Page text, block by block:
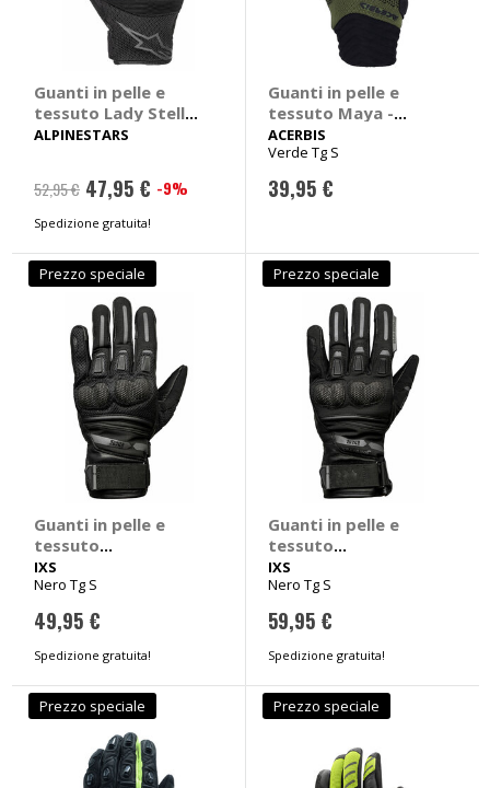
Guanti in pelle e
tessuto Lady Stella
Copper
ALPINESTARS
52,95 € 47,95 € -9%
Spedizione gratuita!
Guanti in pelle e
tessuto Maya -
ACERBIS
ACERBIS
Verde Tg S
39,95 €
Prezzo speciale
Guanti in pelle e
tessuto
Montevideo Air 2.0 -
IXS
IXS
Nero Tg S
49,95 €
Spedizione gratuita!
Prezzo speciale
Guanti in pelle e
tessuto
Montevideo Short
ST - IXS
IXS
Nero Tg S
59,95 €
Spedizione gratuita!
Prezzo speciale Prezzo speciale